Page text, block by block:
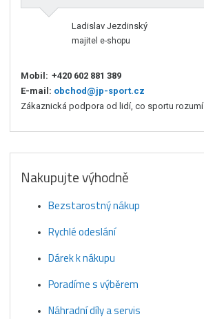
Ladislav Jezdinský
majitel e-shopu
Mobil: +420 602 881 389
E-mail: obchod@jp-sport.cz
Zákaznická podpora od lidí, co sportu rozumí.
Nakupujte výhodně
Bezstarostný nákup
Rychlé odeslání
Dárek k nákupu
Poradíme s výběrem
Náhradní díly a servis